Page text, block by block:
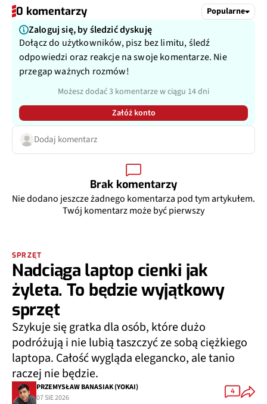
0 komentarzy Popularne
Zaloguj się, by śledzić dyskuję
Dołącz do użytkowników, pisz bez limitu, śledź
odpowiedzi oraz reakcje na swoje komentarze. Nie
przegap ważnych rozmów!
Możesz dodać 3 komentarze w ciągu 14 dni
Załóż konto
Dodaj komentarz
Brak komentarzy
Nie dodano jeszcze żadnego komentarza pod tym artykułem.
Twój komentarz może być pierwszy
SPRZĘT
Nadciąga laptop cienki jak
żyleta. To będzie wyjątkowy
sprzęt
Szykuje się gratka dla osób, które dużo
podróżują i nie lubią taszczyć ze sobą ciężkiego
laptopa. Całość wygląda elegancko, ale tanio
raczej nie będzie.
PRZEMYSŁAW BANASIAK (YOKAI)
07 SIE 2026
4